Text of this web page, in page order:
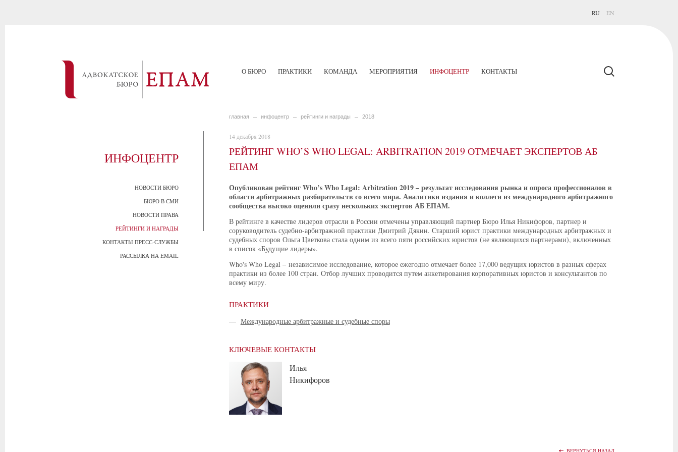
RU EN
О БЮРО ПРАКТИКИ КОМАНДА МЕРОПРИЯТИЯ ИНФОЦЕНТР КОНТАКТЫ
ИНФОЦЕНТР
НОВОСТИ БЮРО
БЮРО В СМИ
НОВОСТИ ПРАВА
РЕЙТИНГИ И НАГРАДЫ
КОНТАКТЫ ПРЕСС-СЛУЖБЫ
РАССЫЛКА НА EMAIL
главная инфоцентр рейтинги и награды 2018
14 декабря 2018
РЕЙТИНГ WHO’S WHO LEGAL: ARBITRATION 2019 ОТМЕЧАЕТ ЭКСПЕРТОВ АБ
ЕПАМ
Опубликован рейтинг Who’s Who Legal: Arbitration 2019 – результат исследования рынка и опроса профессионалов в
области арбитражных разбирательств со всего мира. Аналитики издания и коллеги из международного арбитражного
сообщества высоко оценили сразу нескольких экспертов АБ ЕПАМ.
В рейтинге в качестве лидеров отрасли в России отмечены управляющий партнер Бюро Илья Никифоров, партнер и
соруководитель судебно-арбитражной практики Дмитрий Дякин. Старший юрист практики международных арбитражных и
судебных споров Ольга Цветкова стала одним из всего пяти российских юристов (не являющихся партнерами), включенных
в список «Будущие лидеры».
Who's Who Legal – независимое исследование, которое ежегодно отмечает более 17,000 ведущих юристов в разных сферах
практики из более 100 стран. Отбор лучших проводится путем анкетирования корпоративных юристов и консультантов по
всему миру.
ПРАКТИКИ
— Международные арбитражные и судебные споры
КЛЮЧЕВЫЕ КОНТАКТЫ
Илья
Никифоров
ВЕРНУТЬСЯ НАЗАД